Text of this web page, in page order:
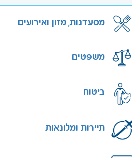
מסעדנות, מזון ואירועים
משפטים
ביטוח
תיירות ומלונאות